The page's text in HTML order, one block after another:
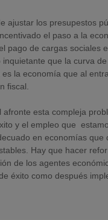
ajustar los presupestos
el paso a la
pago de cargas sociales
que la curva
la economía que al
fiscal.
esta compleja
y el empleo que
en economías que
Hay que hacer
de los agentes
éxito como después